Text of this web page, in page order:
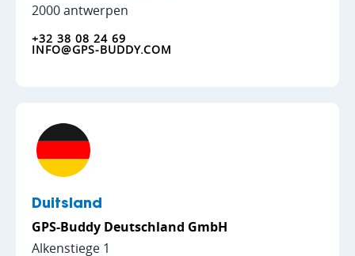
2000 antwerpen
+32 38 08 24 69
INFO@GPS-BUDDY.COM
Duitsland
GPS-Buddy Deutschland GmbH
Alkenstiege 1